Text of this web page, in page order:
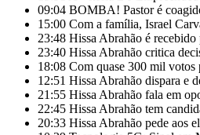
09:04 BOMBA! Pastor é
15:00 Com a família, Israel
23:48 Hissa Abrahão é
23:40 Hissa Abrahão critica
18:08 Com quase 300 mil votos
12:51 Hissa Abrahão dispara e
21:55 Hissa Abrahão fala em
22:45 Hissa Abrahão tem
20:33 Hissa Abrahão pede aos